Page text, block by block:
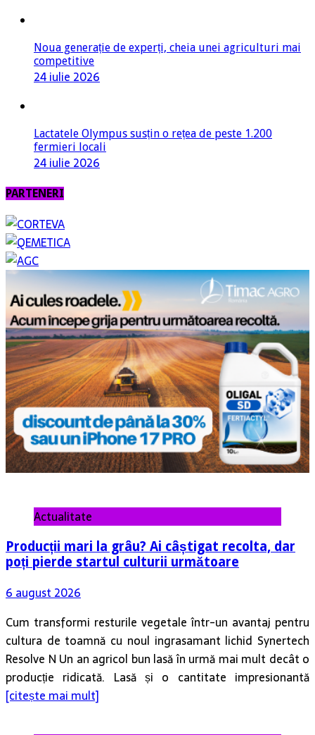
Noua generație de experți, cheia unei agriculturi mai
competitive
24 iulie 2026
Lactatele Olympus susțin o rețea de peste 1.200
fermieri locali
24 iulie 2026
PARTENERI
Actualitate
Producții mari la grâu? Ai câștigat recolta, dar
poți pierde startul culturii următoare
6 august 2026
Cum transformi resturile vegetale într-un avantaj pentru
cultura de toamnă cu noul ingrasamant lichid Synertech
Resolve N Un an agricol bun lasă în urmă mai mult decât o
producție ridicată. Lasă și o cantitate impresionantă
[citește mai mult]